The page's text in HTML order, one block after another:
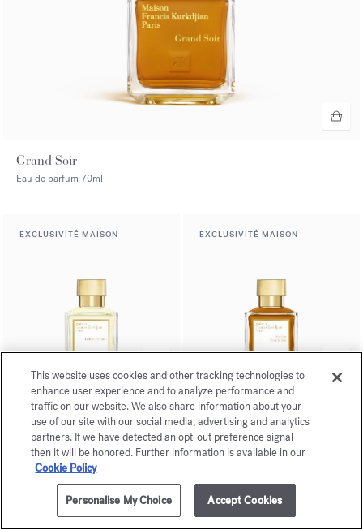
Grand Soir
Eau de parfum 70ml
EXCLUSIVITÉ MAISON
Le Beau Parfum
Eau de parfum70ml
EXCLUSIVITÉ MAISON
Absolue
Pour le Soir
Eau de parfum70ml
NOUVEAUTÉ NOUVEAUTÉ
This website uses cookies and other tracking technologies to
enhance user experience and to analyze performance and
traffic on our website. We also share information about your
use of our site with our social media, advertising and analytics
partners. If we have detected an opt-out preference signal
then it will be honored. Further information is available in our
Cookie Policy
Personalise My Choice Accept Cookies